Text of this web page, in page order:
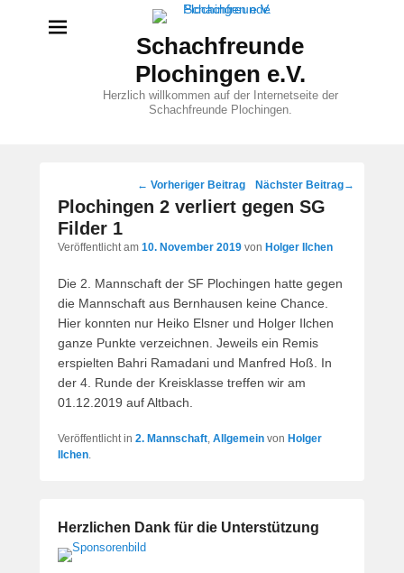
Schachfreunde
Plochingen e.V.
Herzlich willkommen auf der Internetseite der
Schachfreunde Plochingen.
Beitragsnavigation
← Vorheriger Beitrag Nächster Beitrag→
Plochingen 2 verliert gegen SG
Filder 1
Veröffentlicht am 10. November 2019 von Holger Ilchen
Die 2. Mannschaft der SF Plochingen hatte gegen
die Mannschaft aus Bernhausen keine Chance.
Hier konnten nur Heiko Elsner und Holger Ilchen
ganze Punkte verzeichnen. Jeweils ein Remis
erspielten Bahri Ramadani und Manfred Hoß. In
der 4. Runde der Kreisklasse treffen wir am
01.12.2019 auf Altbach.
Veröffentlicht in 2. Mannschaft, Allgemein von Holger
Ilchen.
Herzlichen Dank für die Unterstützung